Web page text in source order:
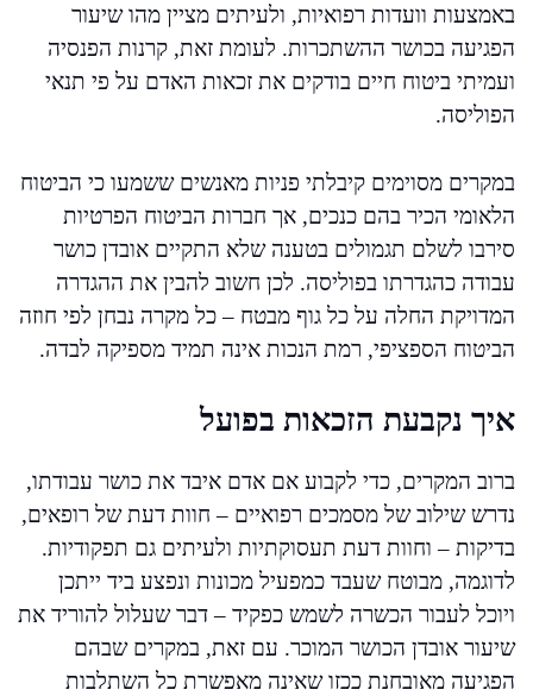
באמצעות וועדות רפואיות, ולעיתים מציין מהו שיעור
הפגיעה בכושר ההשתכרות. לעומת זאת, קרנות הפנסיה
ועמיתי ביטוח חיים בודקים את זכאות האדם על פי תנאי
הפוליסה.
במקרים מסוימים קיבלתי פניות מאנשים ששמעו כי הביטוח
הלאומי הכיר בהם כנכים, אך חברות הביטוח הפרטיות
סירבו לשלם תגמולים בטענה שלא התקיים אובדן כושר
עבודה כהגדרתו בפוליסה. לכן חשוב להבין את ההגדרה
המדויקת החלה על כל גוף מבטח – כל מקרה נבחן לפי חוזה
הביטוח הספציפי, רמת הנכות אינה תמיד מספיקה לבדה.
איך נקבעת הזכאות בפועל
ברוב המקרים, כדי לקבוע אם אדם איבד את כושר עבודתו,
נדרש שילוב של מסמכים רפואיים – חוות דעת של רופאים,
בדיקות – וחוות דעת תעסוקתיות ולעיתים גם תפקודיות.
לדוגמה, מבוטח שעבד כמפעיל מכונות ונפצע ביד ייתכן
ויוכל לעבור הכשרה לשמש כפקיד – דבר שעלול להוריד את
שיעור אובדן הכושר המוכר. עם זאת, במקרים שבהם
הפגיעה מאובחנת ככזו שאינה מאפשרת כל השתלבות